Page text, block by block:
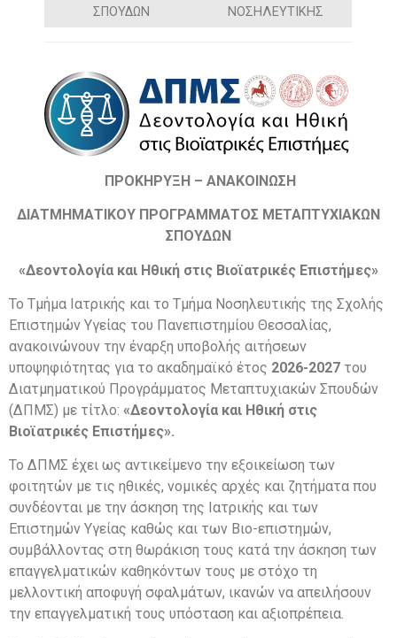
ΣΠΟΥΔΩΝ
ΝΟΣΗΛΕΥΤΙΚΗΣ
ΠΡΟΚΗΡΥΞΗ – ΑΝΑΚΟΙΝΩΣΗ
ΔΙΑΤΜΗΜΑΤΙΚΟΥ ΠΡΟΓΡΑΜΜΑΤΟΣ ΜΕΤΑΠΤΥΧΙΑΚΩΝ
ΣΠΟΥΔΩΝ
«Δεοντολογία και Ηθική στις Βιοϊατρικές Επιστήμες»
Το Τμήμα Ιατρικής και το Τμήμα Νοσηλευτικής της Σχολής
Επιστημών Υγείας του Πανεπιστημίου Θεσσαλίας,
ανακοινώνουν την έναρξη υποβολής αιτήσεων
υποψηφιότητας για το ακαδημαϊκό έτος 2026-2027 του
Διατμηματικού Προγράμματος Μεταπτυχιακών Σπουδών
(ΔΠΜΣ) με τίτλο: «Δεοντολογία και Ηθική στις
Βιοϊατρικές Επιστήμες».
Το ΔΠΜΣ έχει ως αντικείμενο την εξοικείωση των
φοιτητών με τις ηθικές, νομικές αρχές και ζητήματα που
συνδέονται με την άσκηση της Ιατρικής και των
Επιστημών Υγείας καθώς και των Βιο-επιστημών,
συμβάλλοντας στη θωράκιση τους κατά την άσκηση των
επαγγελματικών καθηκόντων τους με στόχο τη
μελλοντική αποφυγή σφαλμάτων, ικανών να απειλήσουν
την επαγγελματική τους υπόσταση και αξιοπρέπεια.